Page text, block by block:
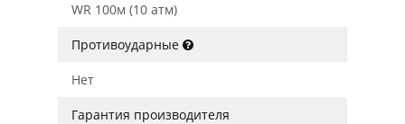
WR 100м (10 атм)
Противоударные
Нет
Гарантия производителя